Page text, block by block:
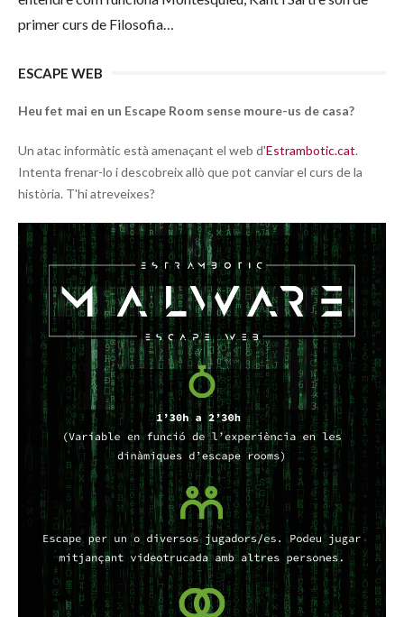
primer curs de Filosofia…
ESCAPE WEB
Heu fet mai en un Escape Room sense moure-us de casa?
Un atac informàtic està amenaçant el web d'Estrambotic.cat.
Intenta frenar-lo i descobreix allò que pot canviar el curs de la
història. T'hi atreveixes?